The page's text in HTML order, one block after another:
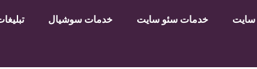
خدمات سئو سایت خدمات سوشیال